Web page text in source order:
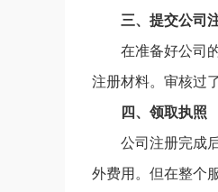
三、提交公司
在准备好公司
注册材料。审核过
四、领取执照
公司注册完成
外费用。但在整个